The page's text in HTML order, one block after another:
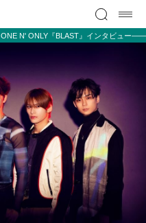
ONE N' ONLY『BLAST』インタビュー